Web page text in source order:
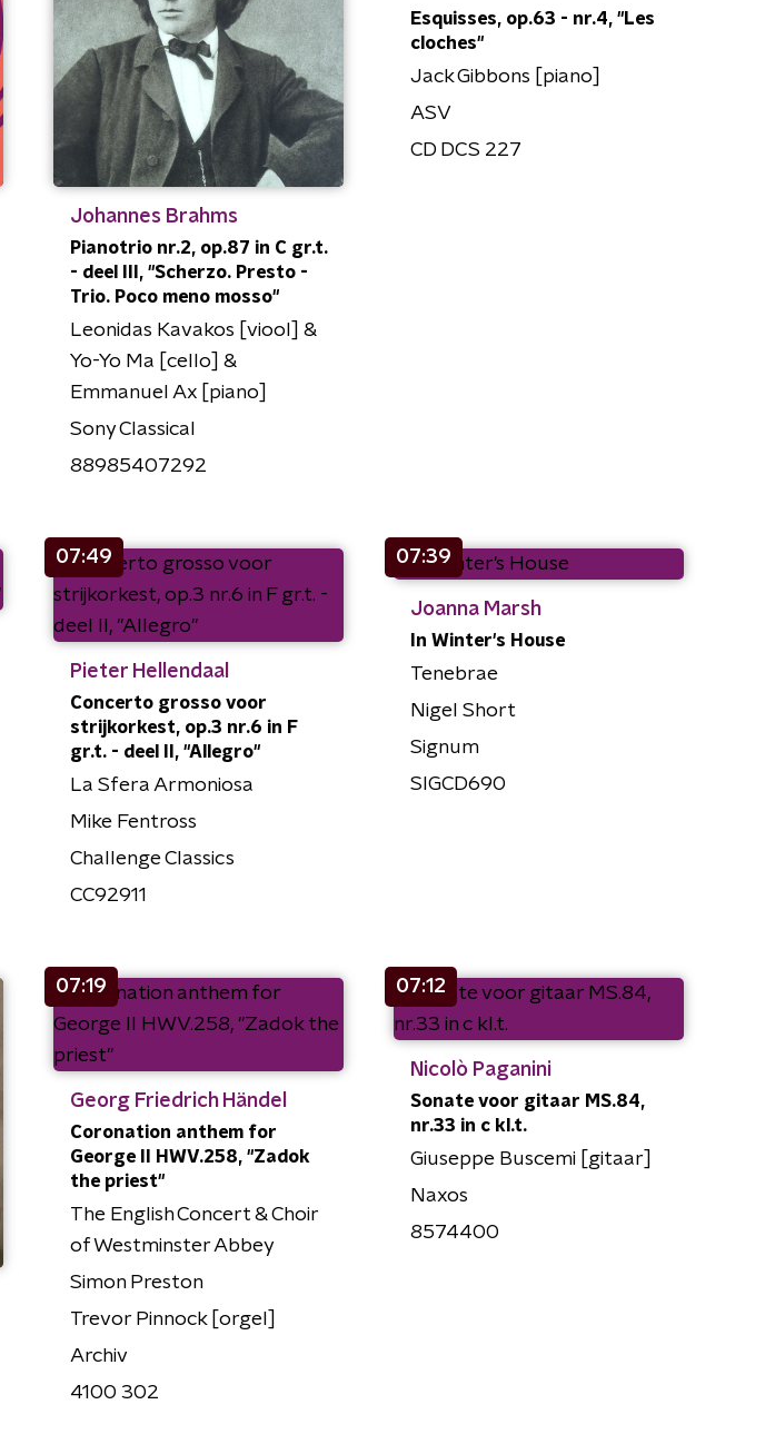
Johannes Brahms
Pianotrio nr.2, op.87 in C gr.t.
- deel III, "Scherzo. Presto -
Trio. Poco meno mosso"
Leonidas Kavakos [viool] &
Yo-Yo Ma [cello] &
Emmanuel Ax [piano]
Sony Classical
88985407292
Esquisses, op.63 - nr.4, "Les
cloches"
Jack Gibbons [piano]
ASV
CD DCS 227
07:49
Pieter Hellendaal
Concerto grosso voor
strijkorkest, op.3 nr.6 in F
gr.t. - deel II, "Allegro"
La Sfera Armoniosa
Mike Fentross
Challenge Classics
CC92911
07:39
Joanna Marsh
In Winter's House
Tenebrae
Nigel Short
Signum
SIGCD690
07:19
Georg Friedrich Händel
Coronation anthem for
George II HWV.258, "Zadok
the priest"
The English Concert & Choir
of Westminster Abbey
Simon Preston
Trevor Pinnock [orgel]
Archiv
4100 302
07:12
Nicolò Paganini
Sonate voor gitaar MS.84,
nr.33 in c kl.t.
Giuseppe Buscemi [gitaar]
Naxos
8574400